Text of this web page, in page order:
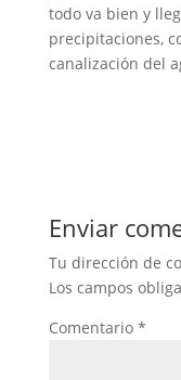
todo va bien y
precipitaciones,
canalización del
Enviar
Tu dirección de
Los campos
Comentario *